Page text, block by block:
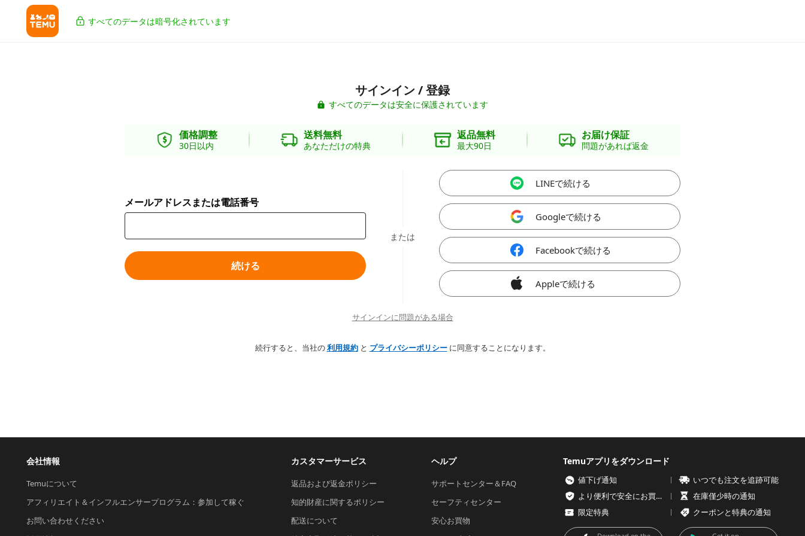
すべてのデータは暗号化されています
サインイン / 登録
すべてのデータは安全に保護されています
価格調整
30日以内
送料無料
あなただけの特典
返品無料
最大90日
お届け保証
問題があれば返金
メールアドレスまたは電話番号
続ける
または
LINEで続ける
Googleで続ける
Facebookで続ける
Appleで続ける
サインインに問題がある場合
続行すると、当社の利用規約と プライバシーポリシーに同意することになります。
会社情報
Temuについて
アフィリエイト＆インフルエンサープログラム：参加して稼ぐ
お問い合わせください
カスタマーサービス
返品および返金ポリシー
知的財産に関するポリシー
配送について
ヘルプ
サポートセンター＆FAQ
セーフティセンター
安心お買物
Temuアプリをダウンロード
値下げ通知
いつでも注文を追跡可能
より便利で安全にお買い物を
在庫僅少時の通知
限定特典
クーポンと特典の通知